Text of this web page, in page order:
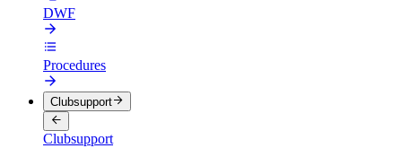
DWF
Procedures
Clubsupport
Clubsupport